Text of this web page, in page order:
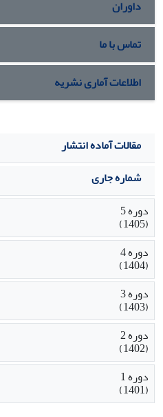
داوران
تماس با ما
اطلاعات آماری نشریه
مقالات آماده انتشار
شماره جاری
دوره 5
(1405)
دوره 4
(1404)
دوره 3
(1403)
دوره 2
(1402)
دوره 1
(1401)